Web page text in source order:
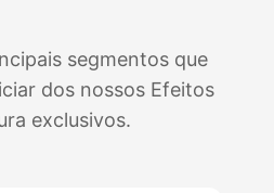
segmentos que
dos nossos Efeitos
exclusivos.